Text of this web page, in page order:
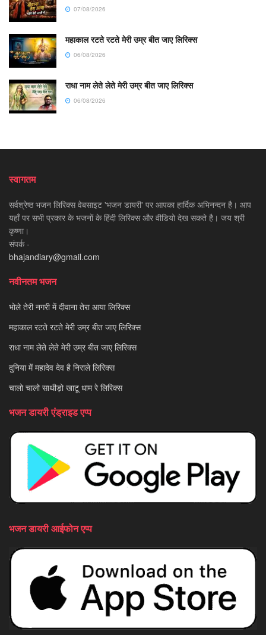
07/08/2026
महाकाल रटते रटते मेरी उम्र बीत जाए लिरिक्स
06/08/2026
राधा नाम लेते लेते मेरी उम्र बीत जाए लिरिक्स
06/08/2026
स्वागतम
सर्वश्रेष्ठ भजन लिरिक्स वेबसाइट 'भजन डायरी' पर आपका हार्दिक अभिनन्दन है। आप
यहाँ पर सभी प्रकार के भजनों के हिंदी लिरिक्स और वीडियो देख सकते है। जय श्री
कृष्णा।
संपर्क -
bhajandiary@gmail.com
नवीनतम भजन
भोले तेरी नगरी में दीवाना तेरा आया लिरिक्स
महाकाल रटते रटते मेरी उम्र बीत जाए लिरिक्स
राधा नाम लेते लेते मेरी उम्र बीत जाए लिरिक्स
दुनिया में महादेव देव है निराले लिरिक्स
चालो चालो साथीड़ो खाटू धाम रे लिरिक्स
भजन डायरी एंड्राइड एप्प
भजन डायरी आईफोन एप्प